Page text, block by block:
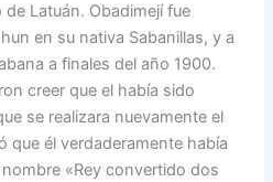
Latuán. Obadimejí fue
en su nativa Sabanillas, y a
a finales del año 1900.
creer que el había sido
se realizara nuevamente el
que él verdaderamente había
«Rey convertido dos